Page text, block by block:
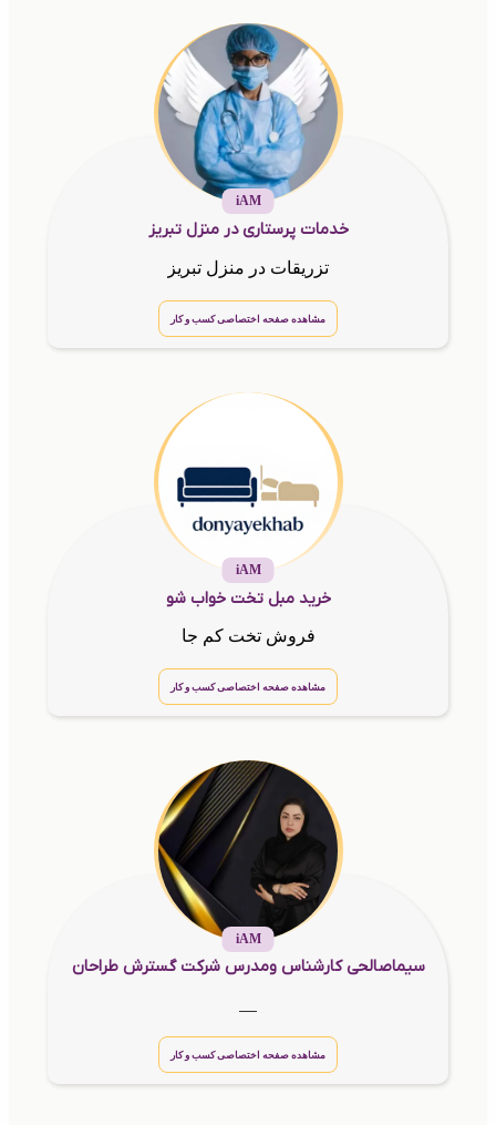
iAM
خدمات پرستاری در منزل تبریز
تزریقات در منزل تبریز
مشاهده صفحه اختصاصی کسب و کار
iAM
خرید مبل تخت خواب شو
فروش تخت کم جا
مشاهده صفحه اختصاصی کسب و کار
iAM
سیماصالحی کارشناس ومدرس شرکت گسترش طراحان
مشاهده صفحه اختصاصی کسب و کار